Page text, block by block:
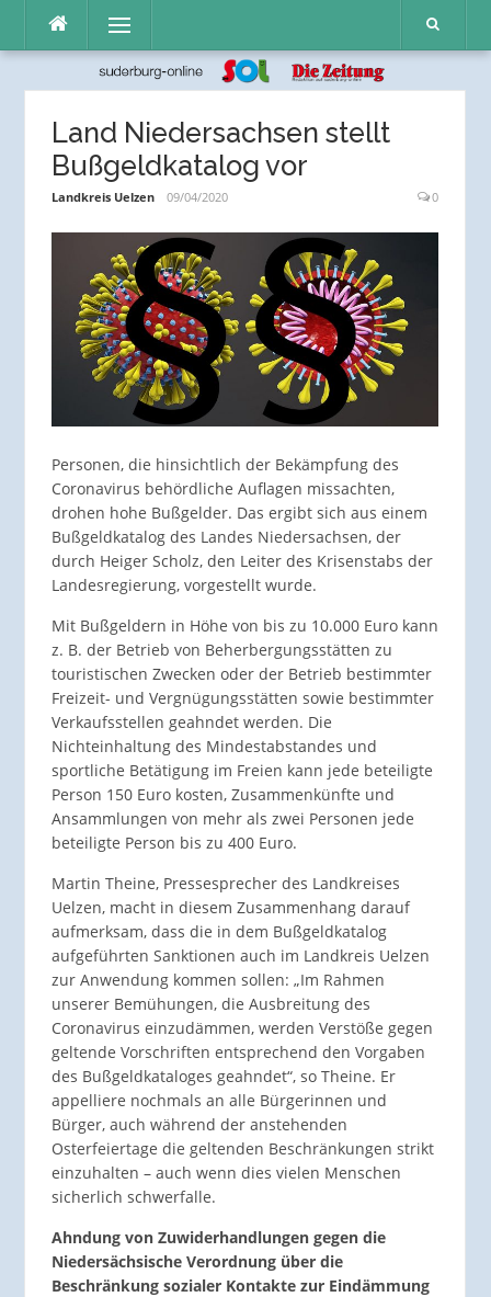
Inhalt
Menü
Land Niedersachsen stellt
Bußgeldkatalog vor
Landkreis Uelzen 09/04/2020 0
Personen, die hinsichtlich der Bekämpfung des
Coronavirus behördliche Auflagen missachten,
drohen hohe Bußgelder. Das ergibt sich aus einem
Bußgeldkatalog des Landes Niedersachsen, der
durch Heiger Scholz, den Leiter des Krisenstabs der
Landesregierung, vorgestellt wurde.
Mit Bußgeldern in Höhe von bis zu 10.000 Euro kann
z. B. der Betrieb von Beherbergungsstätten zu
touristischen Zwecken oder der Betrieb bestimmter
Freizeit- und Vergnügungsstätten sowie bestimmter
Verkaufsstellen geahndet werden. Die
Nichteinhaltung des Mindestabstandes und
sportliche Betätigung im Freien kann jede beteiligte
Person 150 Euro kosten, Zusammenkünfte und
Ansammlungen von mehr als zwei Personen jede
beteiligte Person bis zu 400 Euro.
Martin Theine, Pressesprecher des Landkreises
Uelzen, macht in diesem Zusammenhang darauf
aufmerksam, dass die in dem Bußgeldkatalog
aufgeführten Sanktionen auch im Landkreis Uelzen
zur Anwendung kommen sollen: „Im Rahmen
unserer Bemühungen, die Ausbreitung des
Coronavirus einzudämmen, werden Verstöße gegen
geltende Vorschriften entsprechend den Vorgaben
des Bußgeldkataloges geahndet“, so Theine. Er
appelliere nochmals an alle Bürgerinnen und
Bürger, auch während der anstehenden
Osterfeiertage die geltenden Beschränkungen strikt
einzuhalten – auch wenn dies vielen Menschen
sicherlich schwerfalle.
Ahndung von Zuwiderhandlungen gegen die
Niedersächsische Verordnung über die
Beschränkung sozialer Kontakte zur Eindämmung